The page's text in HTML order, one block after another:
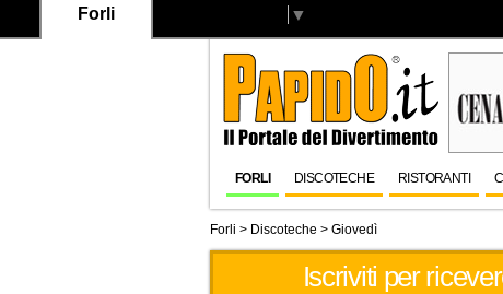
Forli ▼
FORLI DISCOTECHE RISTORANTI
Forli > Discoteche > Giovedì
Iscriviti per